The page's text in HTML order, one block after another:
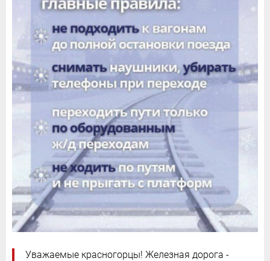
Уважаемые красногорцы! Железная дорога -